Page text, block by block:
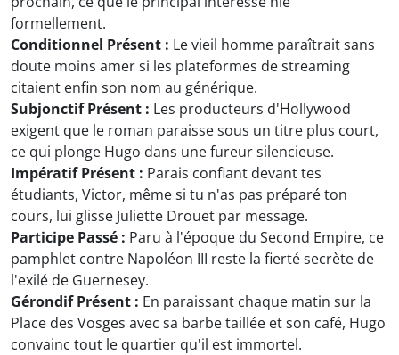
formellement.
Conditionnel Présent : Le vieil homme paraîtrait sans
doute moins amer si les plateformes de streaming
citaient enfin son nom au générique.
Subjonctif Présent : Les producteurs d'Hollywood
exigent que le roman paraisse sous un titre plus court,
ce qui plonge Hugo dans une fureur silencieuse.
Impératif Présent : Parais confiant devant tes
étudiants, Victor, même si tu n'as pas préparé ton
cours, lui glisse Juliette Drouet par message.
Participe Passé : Paru à l'époque du Second Empire, ce
pamphlet contre Napoléon III reste la fierté secrète de
l'exilé de Guernesey.
Gérondif Présent : En paraissant chaque matin sur la
Place des Vosges avec sa barbe taillée et son café, Hugo
convainc tout le quartier qu'il est immortel.